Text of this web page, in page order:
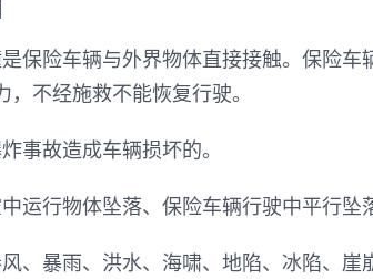
保险车辆与外界物体直接接触。保险
不经施救不能恢复行驶。
事故造成车辆损坏的。
运行物体坠落、保险车辆行驶中平行坠
、暴雨、洪水、海啸、地陷、冰陷、